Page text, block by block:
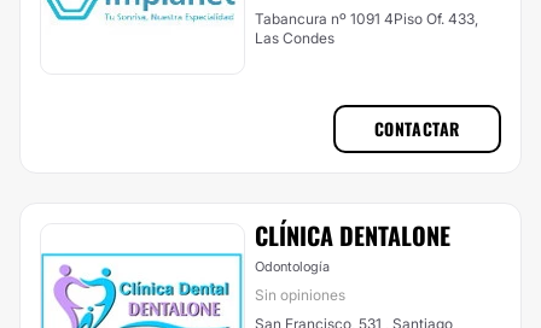
Tabancura nº 1091 4Piso Of. 433,
Las Condes
CONTACTAR
CLÍNICA DENTALONE
Odontología
Sin opiniones
San Francisco, 531 , Santiago